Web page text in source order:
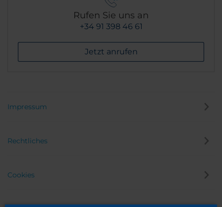
Rufen Sie uns an
+34 91 398 46 61
Jetzt anrufen
Impressum
Rechtliches
Cookies